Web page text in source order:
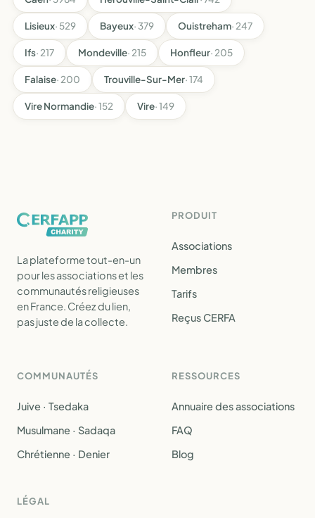
Lisieux· 529 Bayeux· 379 Ouistreham· 247
Ifs· 217 Mondeville· 215 Honfleur· 205
Falaise· 200 Trouville-Sur-Mer· 174
Vire Normandie· 152 Vire· 149
La plateforme tout-en-un
pour les associations et les
communautés religieuses
en France. Créez du lien,
pas juste de la collecte.
PRODUIT
Associations
Membres
Tarifs
Reçus CERFA
COMMUNAUTÉS
Juive · Tsedaka
Musulmane · Sadaqa
Chrétienne · Denier
RESSOURCES
Annuaire des associations
FAQ
Blog
LÉGAL